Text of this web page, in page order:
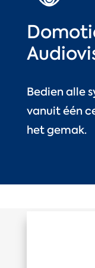
Bedien alle
vanuit één
het gemak.